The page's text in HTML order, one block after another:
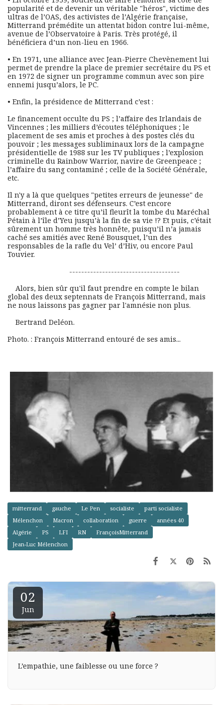
popularité et de devenir un véritable "héros", victime des
ultras de l’OAS, des activistes de l’Algérie française,
Mitterrand prémédite un attentat bidon contre lui-même,
avenue de l’Observatoire à Paris. Très protégé, il
bénéficiera d’un non-lieu en 1966.
• En 1971, une alliance avec Jean-Pierre Chevènement lui
permet de prendre la place de premier secrétaire du PS et
en 1972 de signer un programme commun avec son pire
ennemi jusqu’alors, le PC.
• Enfin, la présidence de Mitterrand c’est :
Le financement occulte du PS ; l’affaire des Irlandais de
Vincennes ; les milliers d’écoutes téléphoniques ; le
placement de ses amis et proches à des postes clés du
pouvoir ; les messages subliminaux lors de la campagne
présidentielle de 1988 sur les TV publiques ; l’explosion
criminelle du Rainbow Warrior, navire de Greenpeace ;
l’affaire du sang contaminé ; celle de la Société Générale,
etc.
Il n'y a là que quelques "petites erreurs de jeunesse" de
Mitterrand, diront ses défenseurs. C’est encore
probablement à ce titre qu’il fleurît la tombe du Maréchal
Pétain à l’île d’Yeu jusqu’à la fin de sa vie !? Et puis, c’était
sûrement un homme très honnête, puisqu’il n’a jamais
caché ses amitiés avec René Bousquet, l’un des
responsables de la rafle du Vel’ d’Hiv, ou encore Paul
Touvier.
-------------------------------------
Alors, bien sûr qu'il faut prendre en compte le bilan
global des deux septennats de François Mitterrand, mais
ne nous laissons pas gagner par l'amnésie non plus.
Bertrand Deléon.
Photo. : François Mitterrand entouré de ses amis...
mitterrand gauche Le Pen socialiste
parti socialiste
Mélenchon
Macron collaboration guerre
années 40
Algérie
PS LFI RN
FrançoisMitterrand
Jean-Luc Mélenchon
02
Jun
L’empathie, une faiblesse ou une force ?